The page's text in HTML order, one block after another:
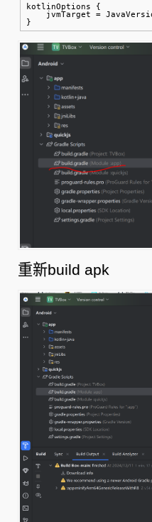
kotlinOptions {
jvmTarget =
}
重新build apk